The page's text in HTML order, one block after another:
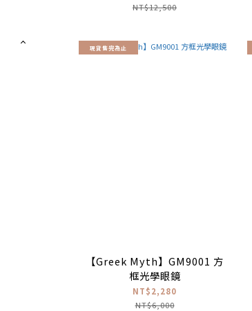
NT$12,500
現貨售完為止
【Greek Myth】GM9001 方
框光學眼鏡
NT$2,280
NT$6,000